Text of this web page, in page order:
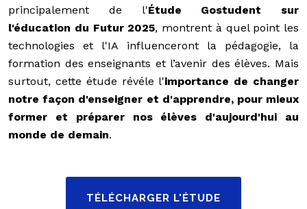
principalement de l'Étude Gostudent sur
l'éducation du Futur 2025, montrent à quel point les
technologies et l'IA influenceront la pédagogie, la
formation des enseignants et l’avenir des élèves. Mais
surtout, cette étude révéle l'importance de changer
notre façon d'enseigner et d'apprendre, pour mieux
former et préparer nos élèves d'aujourd'hui au
monde de demain.
TÉLÉCHARGER L'ÉTUDE